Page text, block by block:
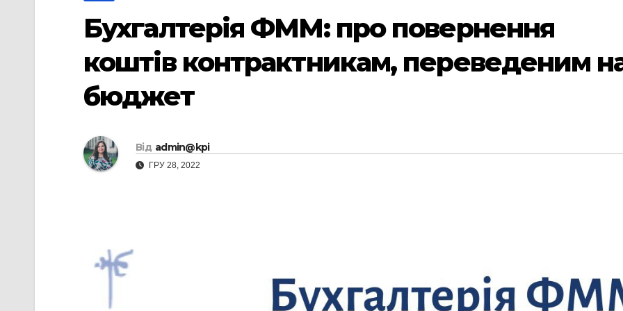
Бухгалтерія ФММ: про повернення
коштів контрактникам, переведеним
бюджет
Від admin@kpi
ГРУ 28, 2022